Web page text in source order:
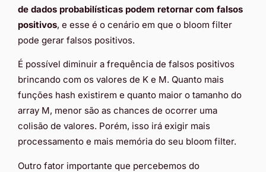
de dados probabilísticas podem retornar com falsos
positivos, e esse é o cenário em que o bloom filter
pode gerar falsos positivos.
É possível diminuir a frequência de falsos positivos
brincando com os valores de K e M. Quanto mais
funções hash existirem e quanto maior o tamanho do
array M, menor são as chances de ocorrer uma
colisão de valores. Porém, isso irá exigir mais
processamento e mais memória do seu bloom filter.
Outro fator importante que percebemos do